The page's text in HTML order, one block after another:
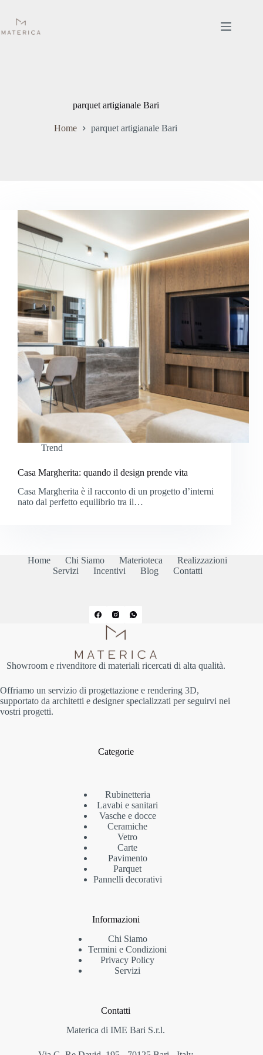
contenuto
parquet artigianale Bari
Home parquet artigianale Bari
Trend
Casa Margherita: quando il design prende vita
Casa Margherita è il racconto di un progetto d’interni
nato dal perfetto equilibrio tra il…
Home Chi Siamo Materioteca
Realizzazioni
Servizi
Incentivi Blog Contatti
Showroom e rivenditore di materiali ricercati di alta qualità.
Offriamo un servizio di progettazione e rendering 3D,
supportato da architetti e designer specializzati per seguirvi nei
vostri progetti.
Categorie
Rubinetteria
Lavabi e sanitari
Vasche e docce
Ceramiche
Vetro
Carte
Pavimento
Parquet
Pannelli decorativi
Informazioni
Chi Siamo
Termini e Condizioni
Privacy Policy
Servizi
Contatti
Materica di IME Bari S.r.l.